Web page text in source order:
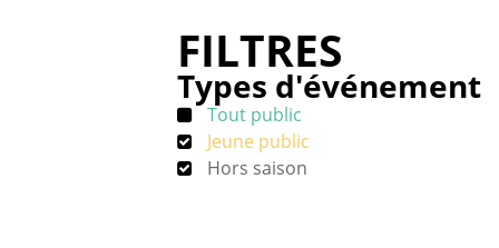
FILTRES
Types d'événement
Tout public
Jeune public
Hors saison